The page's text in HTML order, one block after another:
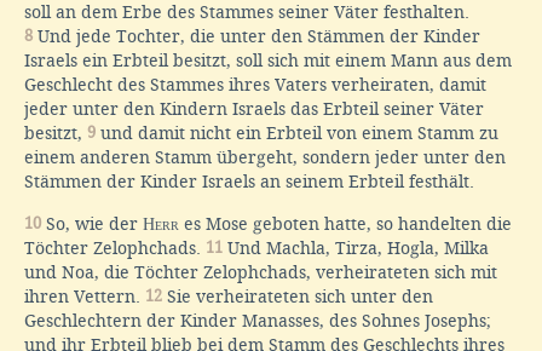
soll an dem Erbe des Stammes seiner Väter festhalten.
8 Und jede Tochter, die unter den Stämmen der Kinder
Israels ein Erbteil besitzt, soll sich mit einem Mann aus dem
Geschlecht des Stammes ihres Vaters verheiraten, damit
jeder unter den Kindern Israels das Erbteil seiner Väter
besitzt, 9 und damit nicht ein Erbteil von einem Stamm zu
einem anderen Stamm übergeht, sondern jeder unter den
Stämmen der Kinder Israels an seinem Erbteil festhält.
10 So, wie der Herr es Mose geboten hatte, so handelten die
Töchter Zelophchads. 11 Und Machla, Tirza, Hogla, Milka
und Noa, die Töchter Zelophchads, verheirateten sich mit
ihren Vettern. 12 Sie verheirateten sich unter den
Geschlechtern der Kinder Manasses, des Sohnes Josephs;
und ihr Erbteil blieb bei dem Stamm des Geschlechts ihres